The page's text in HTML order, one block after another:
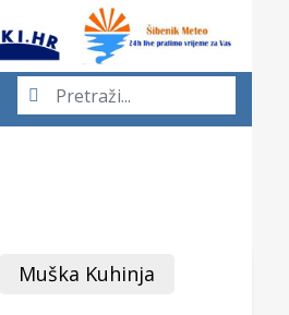
Muška Kuhinja